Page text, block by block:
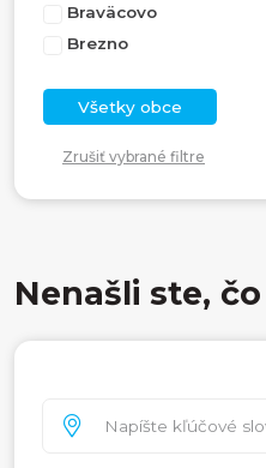
Braväcovo
Brezno
Všetky obce
Zrušiť vybrané filtre
Nenašli ste,